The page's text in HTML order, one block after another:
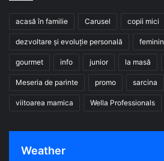
acasă în familie Carusel copii mici
dezvoltare și evoluție personală feminin
gourmet info junior la masă
Meseria de parinte promo sarcina
viitoarea mamica Wella Professionals
Weather